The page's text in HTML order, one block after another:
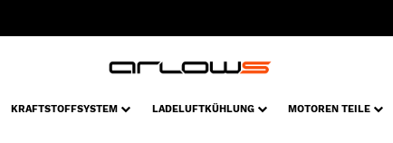
KRAFTSTOFFSYSTEM LADELUFTKÜHLUNG MOTOREN TEILE